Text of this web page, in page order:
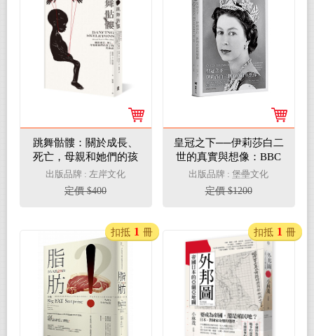
跳舞骷髏：關於成長、
死亡，母親和她們的孩
子的民族誌
出版品牌 : 左岸文化
定價 $400
皇冠之下──伊莉莎白二
世的真實與想像：BBC
獨家授權，見證女王陛
下輝煌一生的影像全紀
錄（中文版獨家附贈女
出版品牌 : 堡壘文化
定價 $1200
扣抵 1 冊 扣抵 1 冊